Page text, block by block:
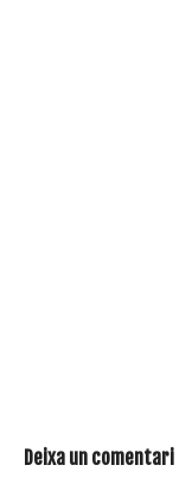
Deixa un comentari